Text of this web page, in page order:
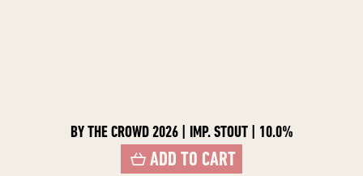
BY THE CROWD 2026 | IMP. STOUT | 10.0%
ADD TO CART